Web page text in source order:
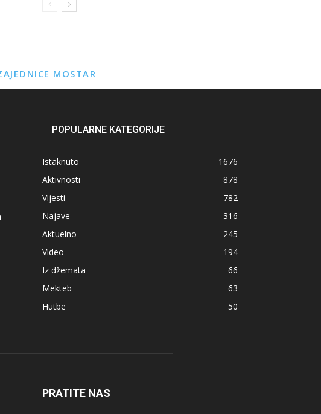
MOSTAR
POPULARNE KATEGORIJE
Istaknuto
1676
Aktivnosti
878
Vijesti
782
Najave
316
Aktuelno
245
Video
194
Iz džemata
66
Mekteb
63
Hutbe
50
PRATITE NAS